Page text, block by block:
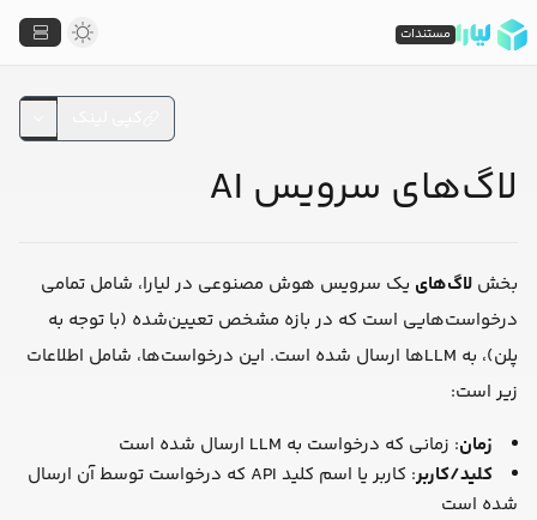
لاگ‌های سرویس AI
بخش لاگ‌های یک سرویس هوش مصنوعی در لیارا، شامل تمامی
درخواست‌هایی است که در بازه مشخص تعیین‌شده (با توجه به
پلن)، به LLMها ارسال شده است. این درخواست‌ها، شامل اطلاعات
زیر است:
زمان: زمانی که درخواست به LLM ارسال شده است
کلید/کاربر
: کاربر یا اسم کلید API که درخواست توسط آن ارسال
شده است
مستندات